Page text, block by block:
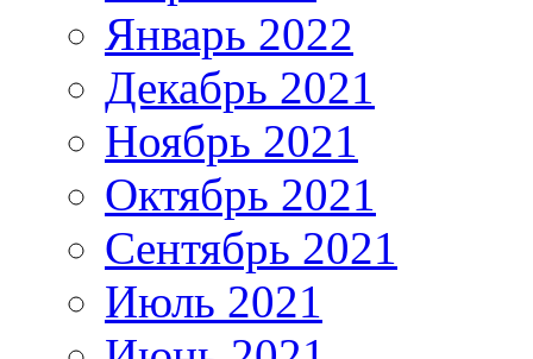
Январь 2022
Декабрь 2021
Ноябрь 2021
Октябрь 2021
Сентябрь 2021
Июль 2021